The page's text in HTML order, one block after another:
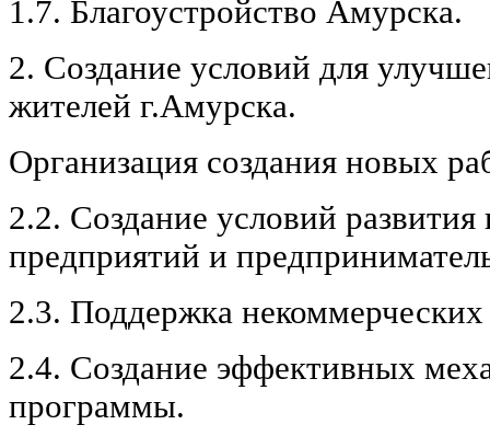
1.7. Благоустройство Амурска.
2. Создание условий для
жителей г.Амурска.
Организация создания новых
2.2. Создание условий
предприятий и
2.3. Поддержка
2.4. Создание эффективных
программы.